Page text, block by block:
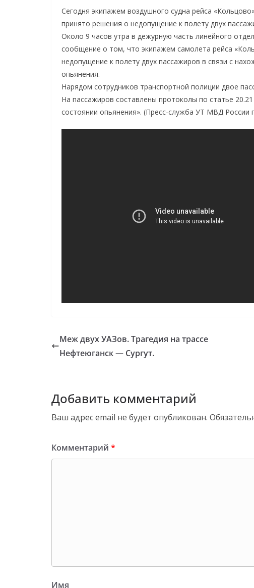
Сегодня экипажем воздушного судна рейса
принято решения о недопущение к полету двух
Около 9 часов утра в дежурную часть линейного
сообщение о том, что экипажем самолета рейса
недопущение к полету двух пассажиров в связи с
опьянения.
Нарядом сотрудников транспортной полиции двое
На пассажиров составлены протоколы по статье
состоянии опьянения». (Пресс-служба УТ МВД России
Меж двух УАЗов. Трагедия на трассе
Нефтеюганск — Сургут.
Добавить комментарий
Ваш адрес email не будет опубликован.
Комментарий *
Имя